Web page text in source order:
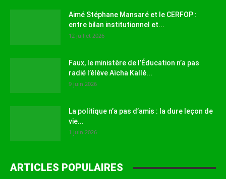
Aimé Stéphane Mansaré et le CERFOP :
entre bilan institutionnel et...
12 juillet 2026
Faux, le ministère de l’Éducation n’a pas
radié l’élève Aïcha Kallé...
9 juin 2026
La politique n’a pas d’amis : la dure leçon de
vie...
1 juin 2026
ARTICLES POPULAIRES